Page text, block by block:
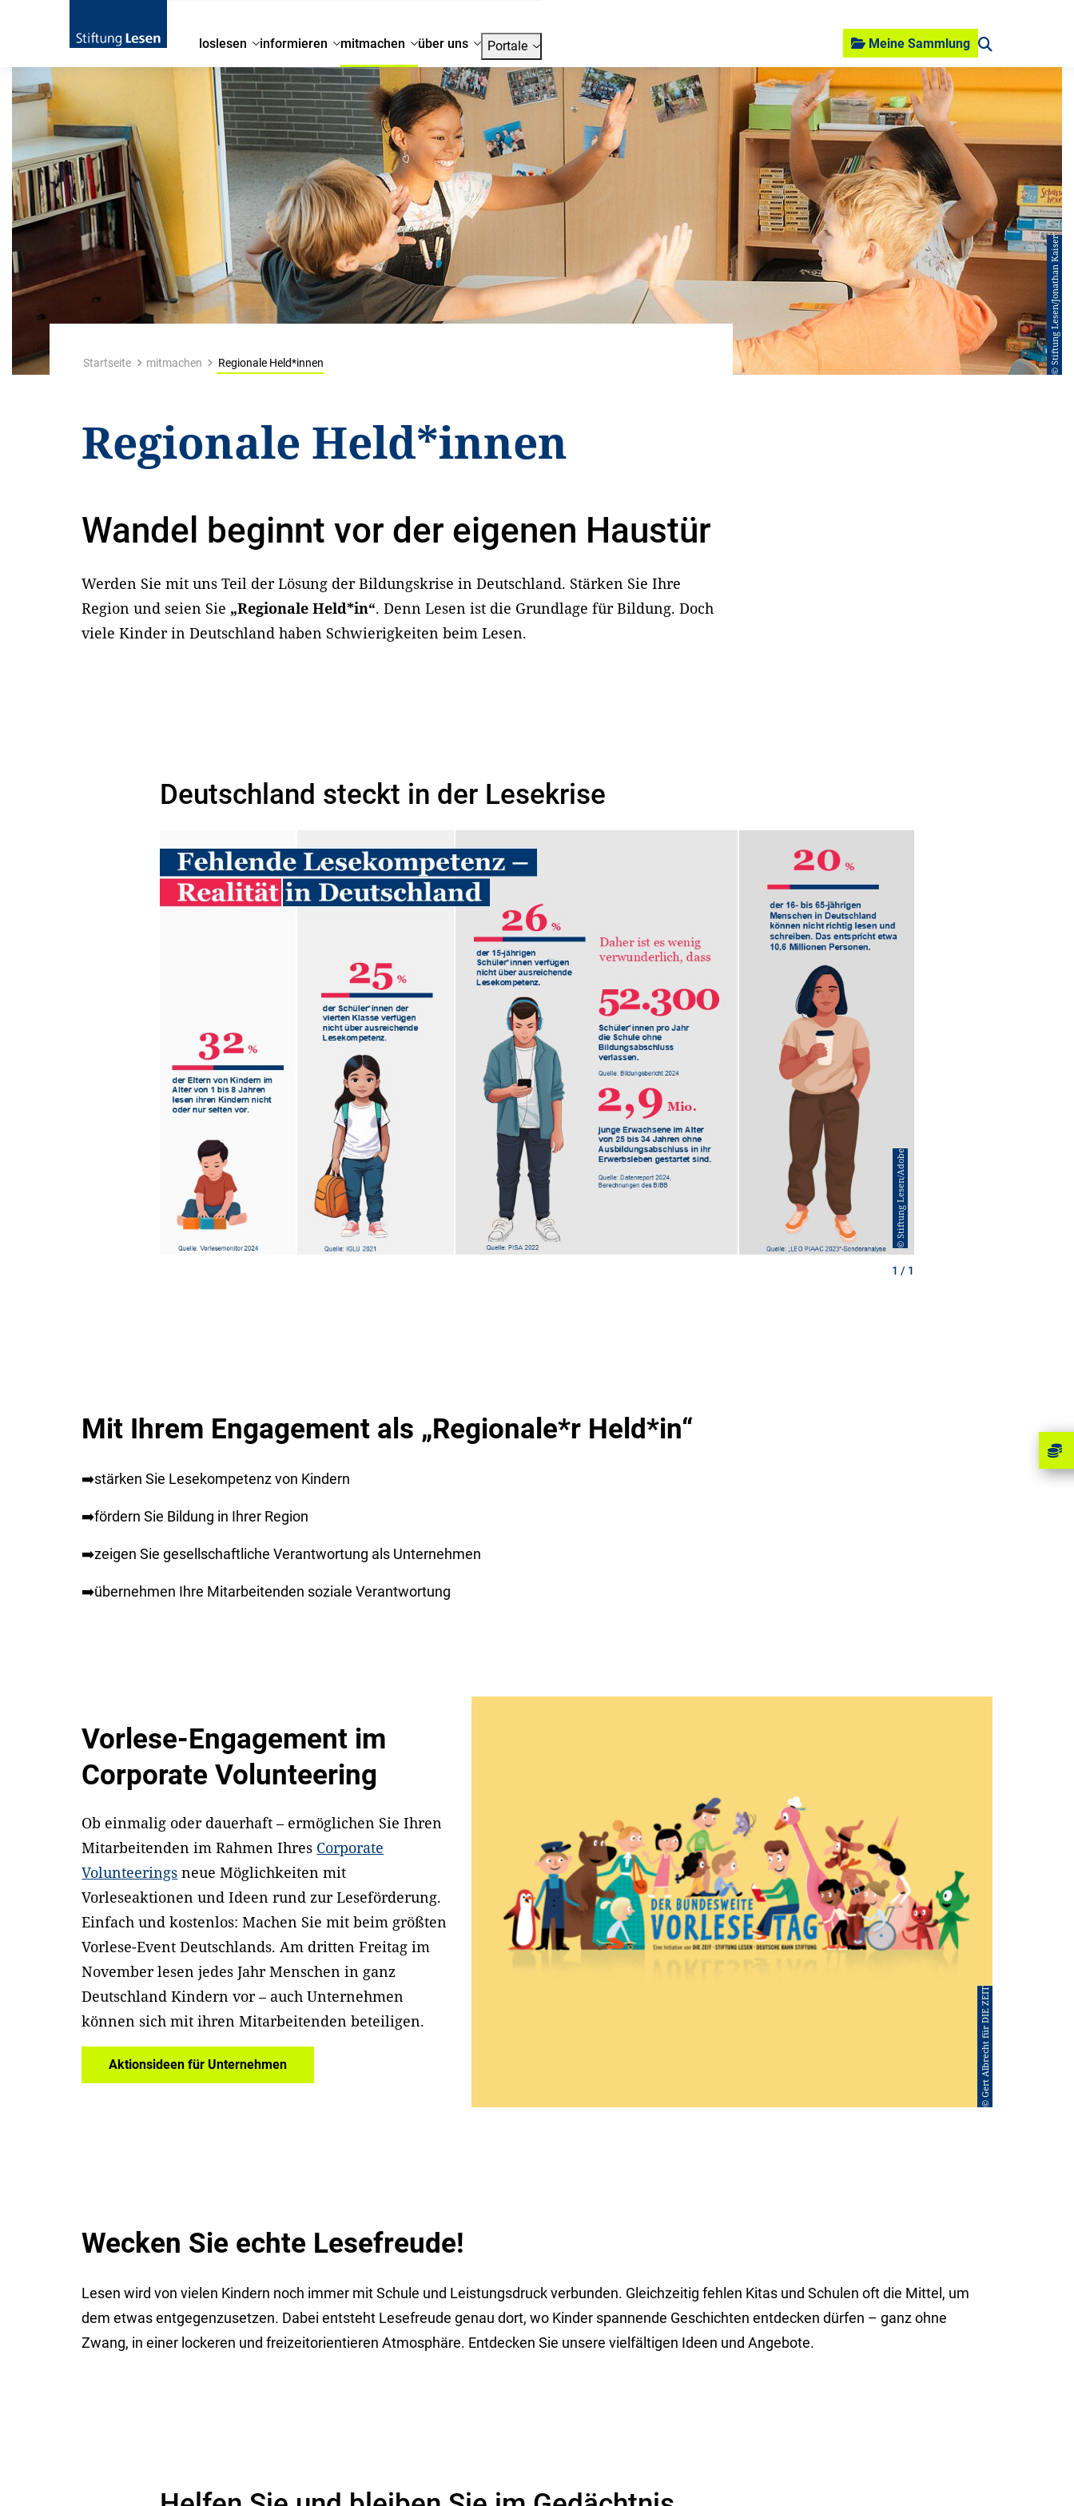
loslesen informieren mitmachen über uns Portale Meine Sammlung
© Stiftung Lesen/Jonathan Kaiser
Startseite mitmachen Regionale Held*innen
Regionale Held*innen
Wandel beginnt vor der eigenen Haustür
Werden Sie mit uns Teil der Lösung der Bildungskrise in Deutschland. Stärken Sie Ihre
Region und seien Sie „Regionale Held*in“. Denn Lesen ist die Grundlage für Bildung. Doch
viele Kinder in Deutschland haben Schwierigkeiten beim Lesen.
Deutschland steckt in der Lesekrise
© Stiftung Lesen/Adobe
1 / 1
Mit Ihrem Engagement als „Regionale*r Held*in“
➡️stärken Sie Lesekompetenz von Kindern
➡️fördern Sie Bildung in Ihrer Region
➡️zeigen Sie gesellschaftliche Verantwortung als Unternehmen
➡️übernehmen Ihre Mitarbeitenden soziale Verantwortung
Vorlese-Engagement im
Corporate Volunteering
Ob einmalig oder dauerhaft – ermöglichen Sie Ihren
Mitarbeitenden im Rahmen Ihres Corporate
Volunteerings neue Möglichkeiten mit
Vorleseaktionen und Ideen rund zur Leseförderung.
Einfach und kostenlos: Machen Sie mit beim größten
Vorlese-Event Deutschlands. Am dritten Freitag im
November lesen jedes Jahr Menschen in ganz
Deutschland Kindern vor – auch Unternehmen
können sich mit ihren Mitarbeitenden beteiligen.
Aktionsideen für Unternehmen © Gert Albrecht für DIE ZEIT
Wecken Sie echte Lesefreude!
Lesen wird von vielen Kindern noch immer mit Schule und Leistungsdruck verbunden. Gleichzeitig fehlen Kitas und Schulen oft die Mittel, um
dem etwas entgegenzusetzen. Dabei entsteht Lesefreude genau dort, wo Kinder spannende Geschichten entdecken dürfen – ganz ohne
Zwang, in einer lockeren und freizeitorientieren Atmosphäre. Entdecken Sie unsere vielfältigen Ideen und Angebote.